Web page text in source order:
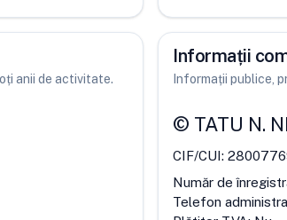
anii de activitate.
Informații
Informații publice,
© TATU N.
CIF/CUI:
Număr de
Telefon